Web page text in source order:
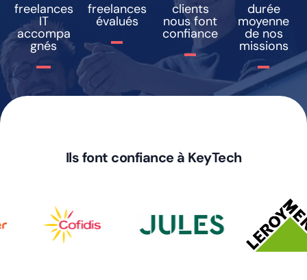
freelances
IT
accompa
gnés
freelances
évalués
clients
nous font
confiance
durée
moyenne
de nos
missions
Ils font confiance à KeyTech